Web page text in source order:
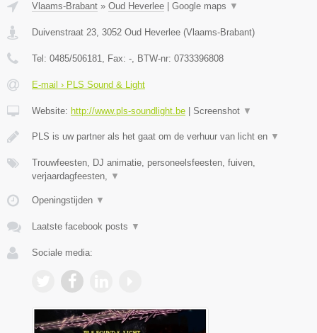
Vlaams-Brabant » Oud Heverlee Google maps ▼
Duivenstraat 23, 3052 Oud Heverlee (Vlaams-Brabant)
Tel: 0485/506181, Fax: -, BTW-nr: 0733396808
E-mail › PLS Sound & Light
Website: http://www.pls-soundlight.be Screenshot ▼
PLS is uw partner als het gaat om de verhuur van licht en ▼
Trouwfeesten, DJ animatie, personeelsfeesten, fuiven,
verjaardagfeesten, ▼
Openingstijden ▼
Laatste facebook posts ▼
Sociale media: